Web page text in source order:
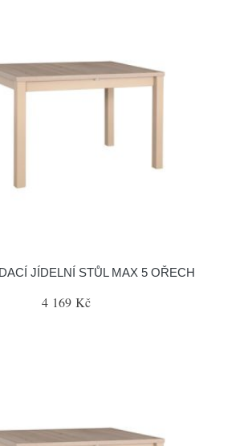
JÍDELNÍ STŮL MAX 5 OŘECH
4 169 Kč